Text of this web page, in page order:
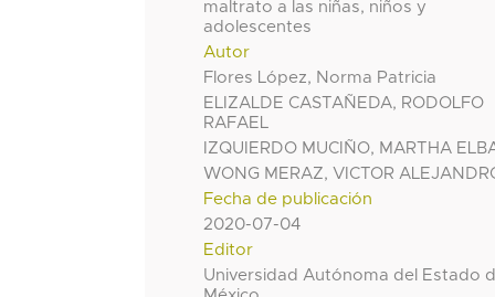
maltrato a las niñas, niños y
adolescentes
Autor
Flores López, Norma Patricia
ELIZALDE CASTAÑEDA, RODOLFO
RAFAEL
IZQUIERDO MUCIÑO, MARTHA
WONG MERAZ, VICTOR
Fecha de publicación
2020-07-04
Editor
Universidad Autónoma del Estado